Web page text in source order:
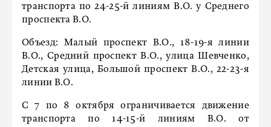
транспорта по 24-25-й линиям В.О. у Среднего
проспекта В.О.
Объезд: Малый проспект В.О., 18-19-я линии
В.О., Средний проспект В.О., улица Шевченко,
Детская улица, Большой проспект В.О., 22-23-я
линии В.О.
С 7 по 8 октября ограничивается движение
транспорта по 14-15-й линиям В.О. от